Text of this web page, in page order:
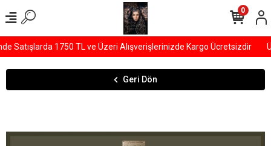
Satışlarda 1750 TL ve Üzeri Alışverişlerinizde Kargo Ücretsizdir
0
Geri Dön